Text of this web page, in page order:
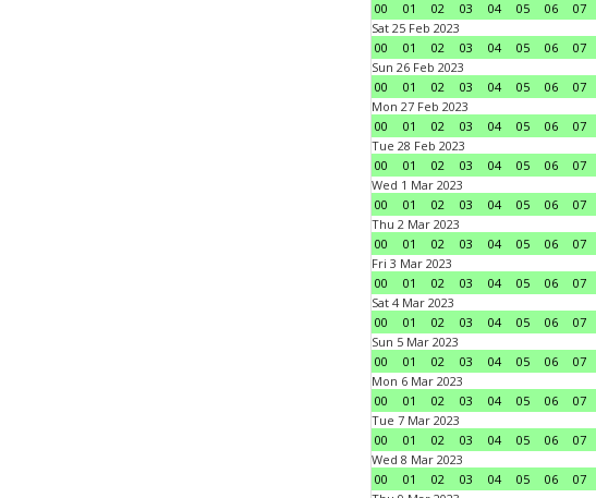
00
01 02 03 04 05 06 07
Sat 25 Feb 2023
00
01 02 03 04 05 06 07
Sun 26 Feb 2023
00
01 02 03 04 05 06 07
Mon 27 Feb 2023
00
01 02 03 04 05 06 07
Tue 28 Feb 2023
00
01 02 03 04 05 06 07
Wed 1 Mar 2023
00
01 02 03 04 05 06 07
Thu 2 Mar 2023
00
01 02 03 04 05 06 07
Fri 3 Mar 2023
00
01 02 03 04 05 06 07
Sat 4 Mar 2023
00
01 02 03 04 05 06 07
Sun 5 Mar 2023
00
01 02 03 04 05 06 07
Mon 6 Mar 2023
00
01 02 03 04 05 06 07
Tue 7 Mar 2023
00
01 02 03 04 05 06 07
Wed 8 Mar 2023
00
01 02 03 04 05 06 07